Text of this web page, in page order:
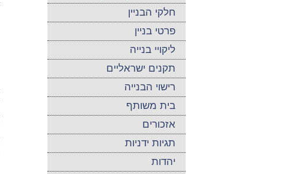
חלקי הבניין
פרטי בניין
ליקויי בנייה
תקנים ישראליים
רישוי הבנייה
בית משותף
אזכורים
תגיות ידניות
יהדות